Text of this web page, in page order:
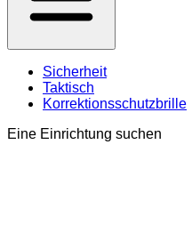
Sicherheit
Taktisch
Korrektionsschutzbrille
Eine Einrichtung suchen